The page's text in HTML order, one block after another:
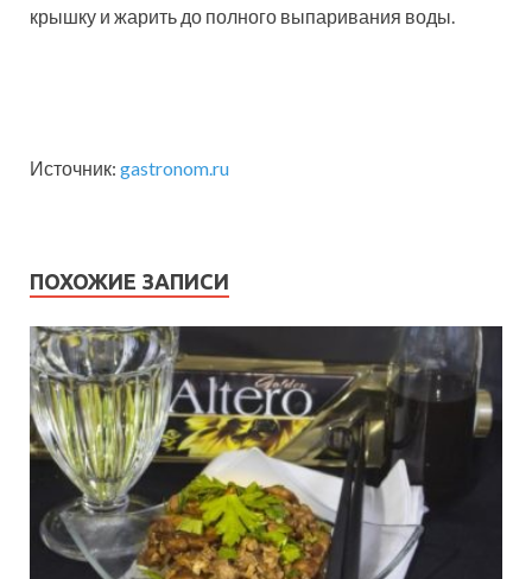
крышку и жарить до полного выпаривания воды.
Источник: gastronom.ru
ПОХОЖИЕ ЗАПИСИ